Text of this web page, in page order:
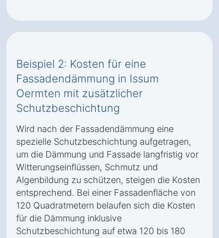
Beispiel 2: Kosten für eine
Fassadendämmung in Issum
Oermten mit zusätzlicher
Schutzbeschichtung
Wird nach der Fassadendämmung eine
spezielle Schutzbeschichtung aufgetragen,
um die Dämmung und Fassade langfristig vor
Witterungseinflüssen, Schmutz und
Algenbildung zu schützen, steigen die Kosten
entsprechend. Bei einer Fassadenfläche von
120 Quadratmetern belaufen sich die Kosten
für die Dämmung inklusive
Schutzbeschichtung auf etwa 120 bis 180